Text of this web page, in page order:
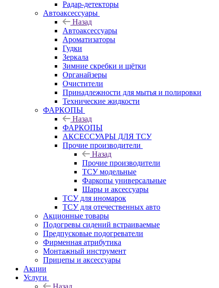
Радар-детекторы
Автоаксессуары
Назад
Автоаксессуары
Ароматизаторы
Гудки
Зеркала
Зимние скребки и щётки
Органайзеры
Очистители
Принадлежности для мытья и полировки
Технические жидкости
ФАРКОПЫ
Назад
ФАРКОПЫ
АКСЕССУАРЫ ДЛЯ ТСУ
Прочие производители
Назад
Прочие производители
ТСУ модельные
Фаркопы универсальные
Шары и аксессуары
ТСУ для иномарок
ТСУ для отечественных авто
Акционные товары
Подогревы сидений встраиваемые
Предпусковые подогреватели
Фирменная атрибутика
Монтажный инструмент
Прицепы и аксессуары
Акции
Услуги
Назад